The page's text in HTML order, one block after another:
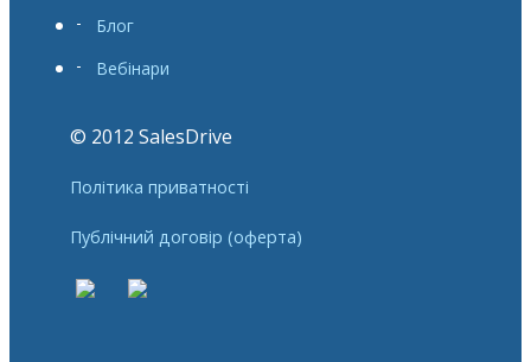
Блог
Вебінари
© 2012 SalesDrive
Політика приватності
Публічний договір (оферта)